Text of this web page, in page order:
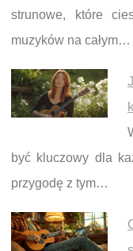
strunowe, które
muzyków na całym…
być kluczowy dla
przygodę z tym…